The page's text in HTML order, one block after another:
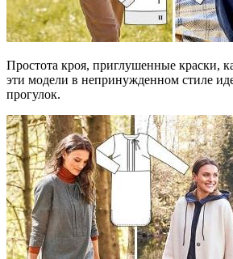
Простота кроя, приглушенные краски,
эти модели в непринужденном стиле
прогулок.